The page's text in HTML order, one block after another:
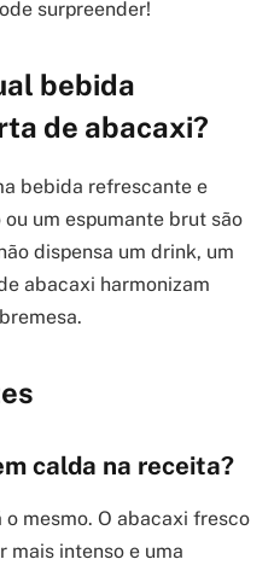
surpreender!
bebida
de abacaxi?
bebida refrescante e
um espumante brut são
dispensa um drink, um
abacaxi harmonizam
calda na receita?
o mesmo. O abacaxi fresco
mais intenso e uma